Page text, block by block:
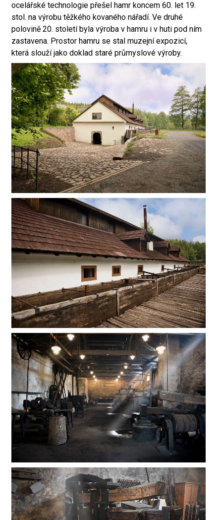
ocelářské technologie přešel hamr koncem 60. let 19.
stol. na výrobu těžkého kovaného nářadí. Ve druhé
polovině 20. století byla výroba v hamru i v huti pod ním
zastavena. Prostor hamru se stal muzejní expozicí,
která slouží jako doklad staré průmyslové výroby.